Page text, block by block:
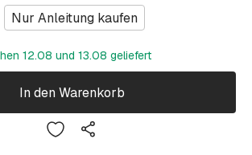
Nur Anleitung kaufen
12.08 und 13.08 geliefert
In den Warenkorb